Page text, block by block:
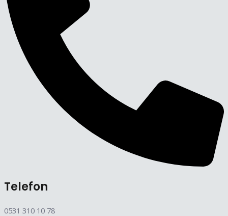
Telefon
0531 310 10 78